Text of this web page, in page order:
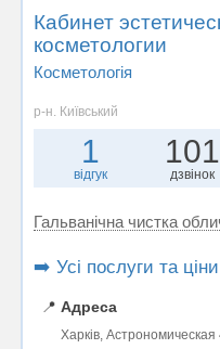
Кабинет
косметологии
Косметологія
р-н. Київський
1
відгук
101
дзвінок
Гальванічна чистка
➡️ Усі послуги та
📍 Адреса
Харків, Астрономическая